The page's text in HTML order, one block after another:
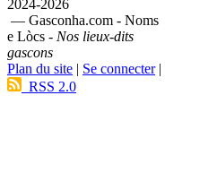
2024-2026
— Gasconha.com - Noms
e Lòcs - Nos lieux-dits
gascons
Plan du site | Se connecter|
RSS 2.0